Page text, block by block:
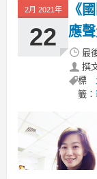
2月 2021年
22
《
應
最
撰
標
籤：